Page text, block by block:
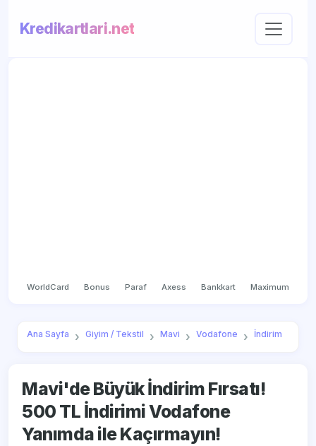
Kredikartlari.net
WorldCard Bonus Paraf Axess Bankkart Maximum
Ana Sayfa Giyim / Tekstil Mavi Vodafone İndirim
Mavi'de Büyük İndirim Fırsatı!
500 TL İndirimi Vodafone
Yanımda ile Kaçırmayın!